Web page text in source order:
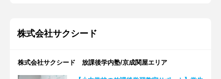
株式会社サクシード
株式会社サクシード 放課後学内塾/京成関屋エリア